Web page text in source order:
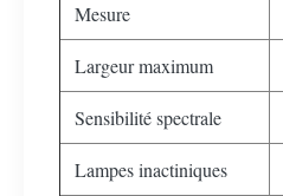
Mesure
Largeur maximum
Sensibilité spectrale
Lampes inactiniques